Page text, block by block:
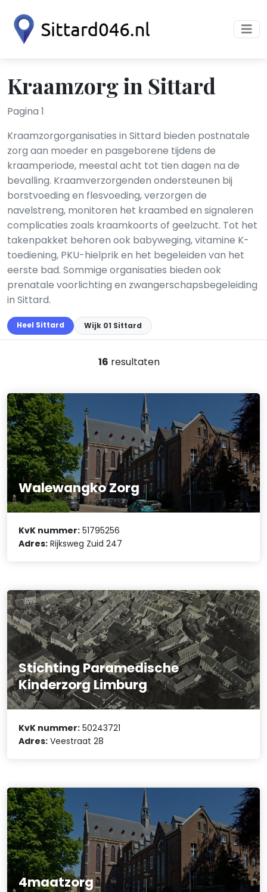
Kraamzorg in Sittard
Pagina 1
Kraamzorgorganisaties in Sittard bieden postnatale
zorg aan moeder en pasgeborene tijdens de
kraamperiode, meestal acht tot tien dagen na de
bevalling. Kraamverzorgenden ondersteunen bij
borstvoeding en flesvoeding, verzorgen de
navelstreng, monitoren het kraambed en signaleren
complicaties zoals kraamkoorts of geelzucht. Tot het
takenpakket behoren ook babyweging, vitamine K-
toediening, PKU-hielprik en het begeleiden van het
eerste bad. Sommige organisaties bieden ook
prenatale voorlichting en zwangerschapsbegeleiding
in Sittard.
Heel Sittard Wijk 01 Sittard
16 resultaten
Walewangko Zorg
KvK nummer: 51795256
Adres: Rijksweg Zuid 247
Stichting Paramedische
Kinderzorg Limburg
KvK nummer: 50243721
Adres: Veestraat 28
4maatzorg